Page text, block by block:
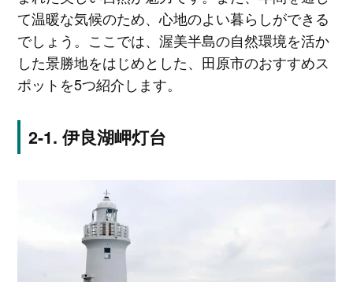
て温暖な気候のため、心地のよい暮らしができる
でしょう。ここでは、渥美半島の自然環境を活か
した景勝地をはじめとした、田原市のおすすめス
ポットを5つ紹介します。
伊良湖岬灯台